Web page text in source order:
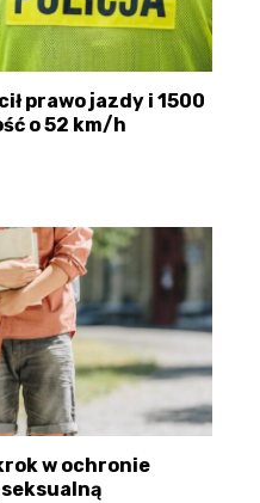
prawo jazdy i 1500
o 52 km/h
w ochronie